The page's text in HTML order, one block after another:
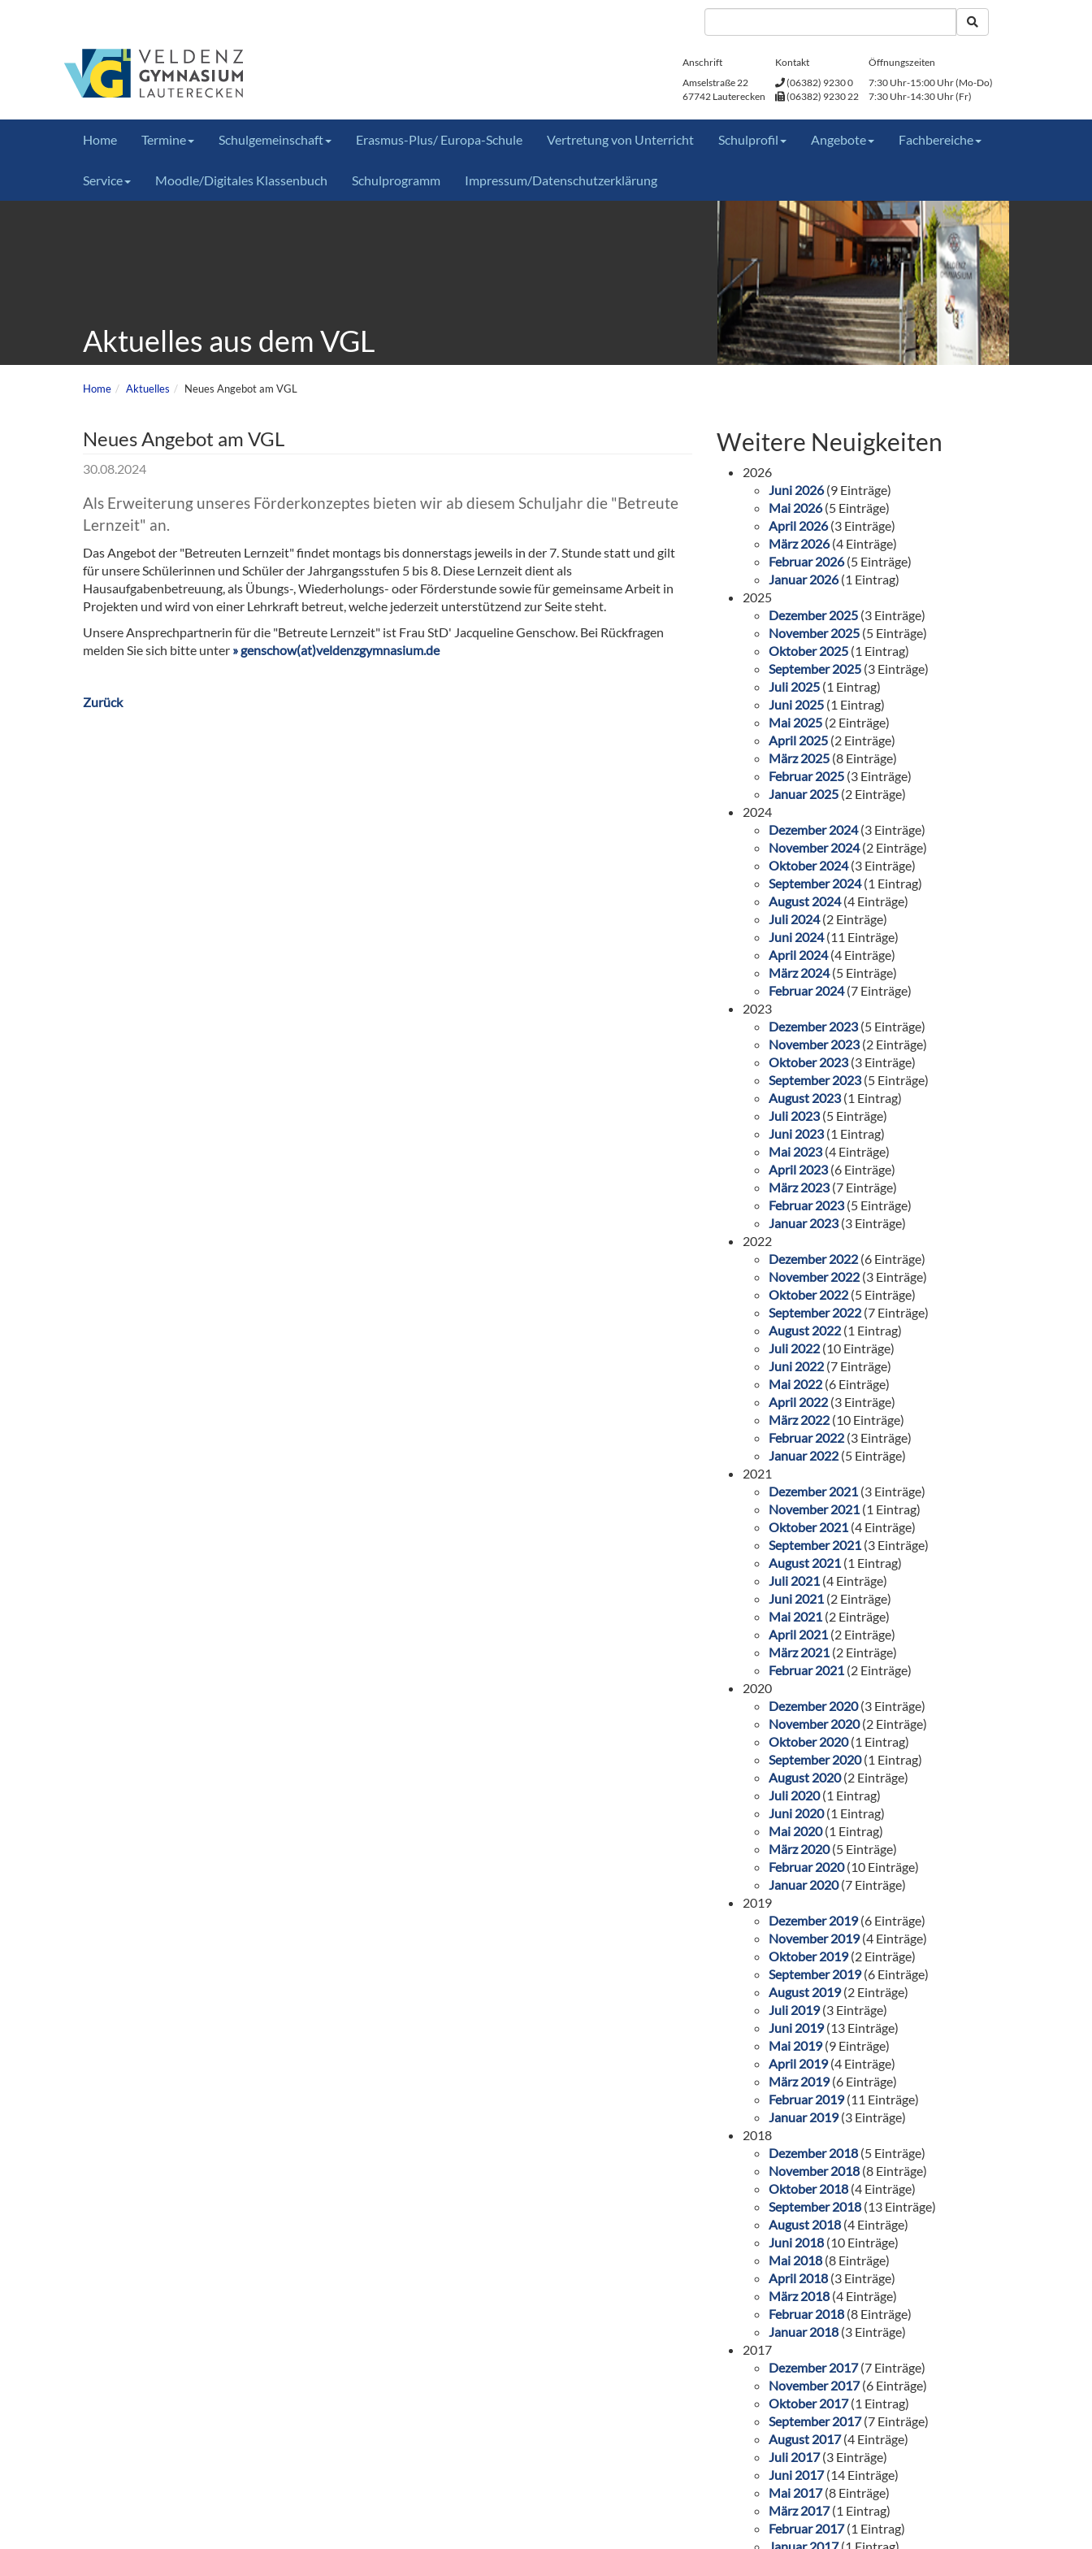
Anschrift
Amselstraße 22
67742 Lauterecken
Kontakt
(06382) 9230 0
(06382) 9230 22
Öffnungszeiten
7:30 Uhr-15:00 Uhr (Mo-Do)
7:30 Uhr-14:30 Uhr (Fr)
Home Termine Schulgemeinschaft Erasmus-Plus/ Europa-Schule Vertretung von Unterricht Schulprofil Angebote Fachbereiche
Service Moodle/Digitales Klassenbuch Schulprogramm Impressum/Datenschutzerklärung
Aktuelles aus dem VGL
Home Aktuelles Neues Angebot am VGL
Neues Angebot am VGL
30.08.2024
Als Erweiterung unseres Förderkonzeptes bieten wir ab diesem Schuljahr die "Betreute
Lernzeit" an.
Das Angebot der "Betreuten Lernzeit" findet montags bis donnerstags jeweils in der 7. Stunde statt und gilt
für unsere Schülerinnen und Schüler der Jahrgangsstufen 5 bis 8. Diese Lernzeit dient als
Hausaufgabenbetreuung, als Übungs-, Wiederholungs- oder Förderstunde sowie für gemeinsame Arbeit in
Projekten und wird von einer Lehrkraft betreut, welche jederzeit unterstützend zur Seite steht.
Unsere Ansprechpartnerin für die "Betreute Lernzeit" ist Frau StD' Jacqueline Genschow. Bei Rückfragen
melden Sie sich bitte unter
genschow(at)veldenzgymnasium.de
Zurück
Weitere Neuigkeiten
2026
Juni 2026(9 Einträge)
Mai 2026(5 Einträge)
April 2026(3 Einträge)
März 2026(4 Einträge)
Februar 2026(5 Einträge)
Januar 2026(1 Eintrag)
2025
Dezember 2025 (3 Einträge)
November 2025 (5 Einträge)
Oktober 2025 (1 Eintrag)
September 2025 (3 Einträge)
Juli 2025 (1 Eintrag)
Juni 2025 (1 Eintrag)
Mai 2025 (2 Einträge)
April 2025 (2 Einträge)
März 2025 (8 Einträge)
Februar 2025 (3 Einträge)
Januar 2025 (2 Einträge)
2024
Dezember 2024(3 Einträge)
November 2024(2 Einträge)
Oktober 2024(3 Einträge)
September 2024(1 Eintrag)
August 2024(4 Einträge)
Juli 2024(2 Einträge)
Juni 2024(11 Einträge)
April 2024(4 Einträge)
März 2024(5 Einträge)
Februar 2024(7 Einträge)
2023
Dezember 2023(5 Einträge)
November 2023(2 Einträge)
Oktober 2023(3 Einträge)
September 2023(5 Einträge)
August 2023(1 Eintrag)
Juli 2023(5 Einträge)
Juni 2023(1 Eintrag)
Mai 2023(4 Einträge)
April 2023(6 Einträge)
März 2023(7 Einträge)
Februar 2023(5 Einträge)
Januar 2023(3 Einträge)
2022
Dezember 2022 (6 Einträge)
November 2022 (3 Einträge)
Oktober 2022 (5 Einträge)
September 2022 (7 Einträge)
August 2022 (1 Eintrag)
Juli 2022 (10 Einträge)
Juni 2022 (7 Einträge)
Mai 2022 (6 Einträge)
April 2022 (3 Einträge)
März 2022 (10 Einträge)
Februar 2022 (3 Einträge)
Januar 2022 (5 Einträge)
2021
Dezember 2021 (3 Einträge)
November 2021 (1 Eintrag)
Oktober 2021 (4 Einträge)
September 2021 (3 Einträge)
August 2021 (1 Eintrag)
Juli 2021 (4 Einträge)
Juni 2021 (2 Einträge)
Mai 2021 (2 Einträge)
April 2021 (2 Einträge)
März 2021 (2 Einträge)
Februar 2021 (2 Einträge)
2020
Dezember 2020(3 Einträge)
November 2020(2 Einträge)
Oktober 2020(1 Eintrag)
September 2020(1 Eintrag)
August 2020(2 Einträge)
Juli 2020(1 Eintrag)
Juni 2020(1 Eintrag)
Mai 2020(1 Eintrag)
März 2020(5 Einträge)
Februar 2020(10 Einträge)
Januar 2020(7 Einträge)
2019
Dezember 2019(6 Einträge)
November 2019(4 Einträge)
Oktober 2019(2 Einträge)
September 2019(6 Einträge)
August 2019(2 Einträge)
Juli 2019(3 Einträge)
Juni 2019(13 Einträge)
Mai 2019(9 Einträge)
April 2019(4 Einträge)
März 2019(6 Einträge)
Februar 2019(11 Einträge)
Januar 2019(3 Einträge)
2018
Dezember 2018(5 Einträge)
November 2018(8 Einträge)
Oktober 2018(4 Einträge)
September 2018(13 Einträge)
August 2018(4 Einträge)
Juni 2018(10 Einträge)
Mai 2018(8 Einträge)
April 2018(3 Einträge)
März 2018(4 Einträge)
Februar 2018(8 Einträge)
Januar 2018(3 Einträge)
2017
Dezember 2017(7 Einträge)
November 2017(6 Einträge)
Oktober 2017(1 Eintrag)
September 2017(7 Einträge)
August 2017(4 Einträge)
Juli 2017(3 Einträge)
Juni 2017(14 Einträge)
Mai 2017(8 Einträge)
März 2017(1 Eintrag)
Februar 2017(1 Eintrag)